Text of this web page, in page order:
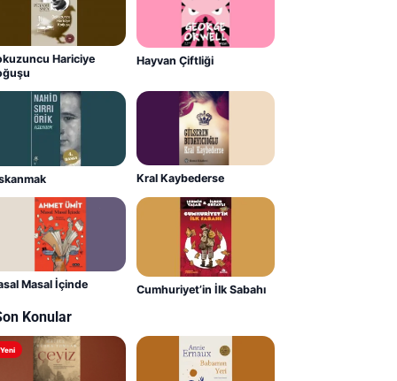
Hariciye
Hayvan Çiftliği
Kral Kaybederse
Masal İçinde Cumhuriyet’in İlk Sabahı
Konular
Yeni